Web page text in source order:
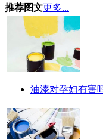
推荐图文更多...
油漆对孕妇有害